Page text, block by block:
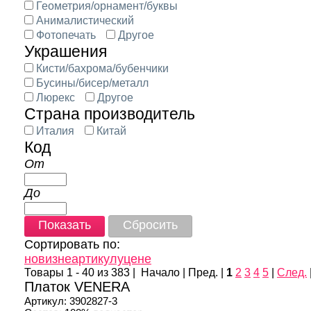
Геометрия/орнамент/буквы
Анималистический
Фотопечать
Другое
Украшения
Кисти/бахрома/бубенчики
Бусины/бисер/металл
Люрекс
Другое
Страна производитель
Италия Китай
Код
От
До
Сортировать по:
новизнеартикулуцене
Товары 1 - 40 из 383 | Начало | Пред. | 1 2 3 4 5 След.
Платок VENERA
Артикул: 3902827-3